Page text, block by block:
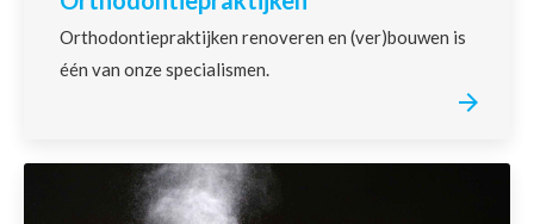
Orthodontiepraktijken renoveren en (ver)bouwen is
één van onze specialismen.